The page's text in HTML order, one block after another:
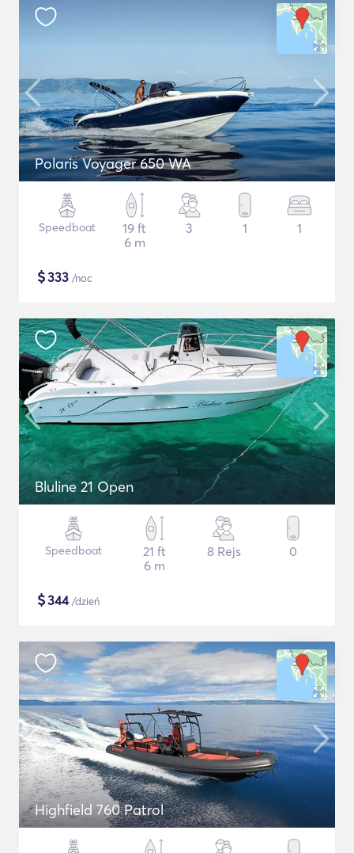
Polaris Voyager 650 WA
Speedboat
19 ft
6 m
3 1 1
$333 /noc
Bluline 21 Open
Speedboat
21 ft
6 m
8 Rejs 0
$344/dzień
Highfield 760 Patrol